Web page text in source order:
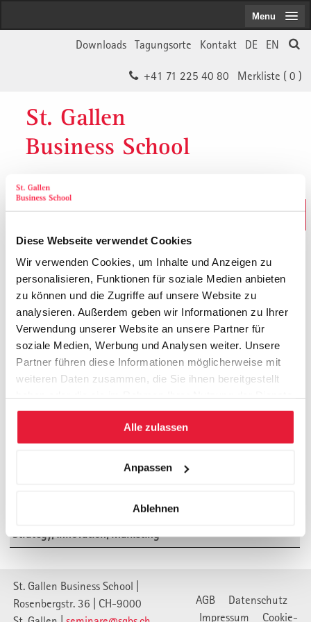
Diese Webseite verwendet Cookies
Wir verwenden Cookies, um Inhalte und Anzeigen zu
personalisieren, Funktionen für soziale Medien anbieten
zu können und die Zugriffe auf unsere Website zu
analysieren. Außerdem geben wir Informationen zu Ihrer
Verwendung unserer Website an unsere Partner für
soziale Medien, Werbung und Analysen weiter. Unsere
Partner führen diese Informationen möglicherweise mit
weiteren Daten zusammen, die Sie ihnen bereitgestellt
gesammelt haben.
Alle zulassen
Anpassen
Ablehnen
EN
DE
Kontakt
Tagungsorte
Downloads
Merkliste ( 0 )
+41 71 225 40 80
St. Gallen
Business School
Weiterbildungs-Suche
Menu
Financial Management,
Controlling
Overview: Seminars & Programs
General Management
Leadership & Personality
Programmes for Emerging Leaders
Strategy, Innovation, Marketing
St. Gallen Business School |
Rosenbergstr. 36 | CH-9000
AGB
Datenschutz
Impressum
Cookie-